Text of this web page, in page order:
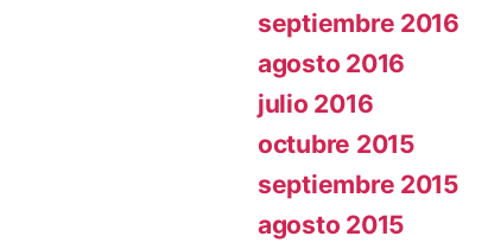
septiembre 2016
agosto 2016
julio 2016
octubre 2015
septiembre 2015
agosto 2015